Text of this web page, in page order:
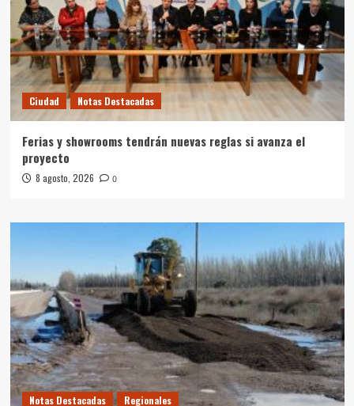
Ciudad Notas Destacadas
Ferias y showrooms tendrán nuevas reglas si avanza el
proyecto
8 agosto, 2026 0
Notas Destacadas Regionales